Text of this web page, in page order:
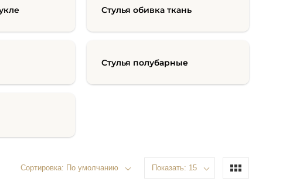
Стулья обивка ткань
Стулья полубарные
Сортировка: По умолчанию Показать: 15